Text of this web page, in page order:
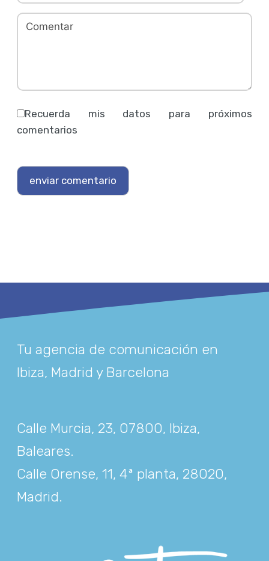
Recuerda mis datos para próximos
comentarios
Tu agencia de comunicación en
Ibiza, Madrid y Barcelona
Calle Murcia, 23, 07800, Ibiza,
Baleares.
Calle Orense, 11, 4ª planta, 28020,
Madrid.